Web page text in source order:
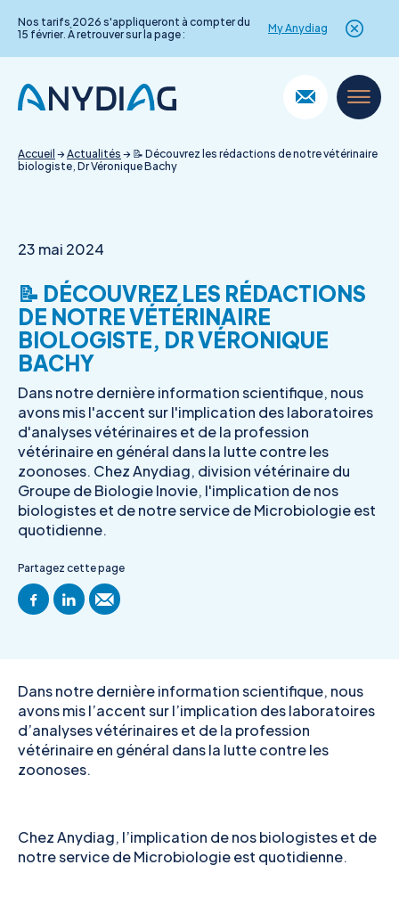
Nos tarifs 2026 s'appliqueront à compter du
15 février. À retrouver sur la page :
My Anydiag
content
Accueil →Actualités → 📝 Découvrez les rédactions de notre vétérinaire
biologiste, Dr Véronique Bachy
23 mai 2024
📝 DÉCOUVREZ LES RÉDACTIONS
DE NOTRE VÉTÉRINAIRE
BIOLOGISTE, DR VÉRONIQUE
BACHY
Dans notre dernière information scientifique, nous
avons mis l'accent sur l'implication des laboratoires
d'analyses vétérinaires et de la profession
vétérinaire en général dans la lutte contre les
zoonoses. Chez Anydiag, division vétérinaire du
Groupe de Biologie Inovie, l'implication de nos
biologistes et de notre service de Microbiologie est
quotidienne.
Partagez cette page
Dans notre dernière information scientifique, nous
avons mis l’accent sur l’implication des laboratoires
d’analyses vétérinaires et de la profession
vétérinaire en général dans la lutte contre les
zoonoses.
Chez Anydiag, l’implication de nos biologistes et de
notre service de Microbiologie est quotidienne.